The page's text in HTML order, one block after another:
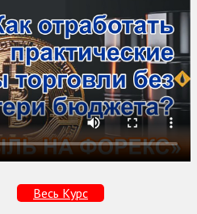
Весь Курс